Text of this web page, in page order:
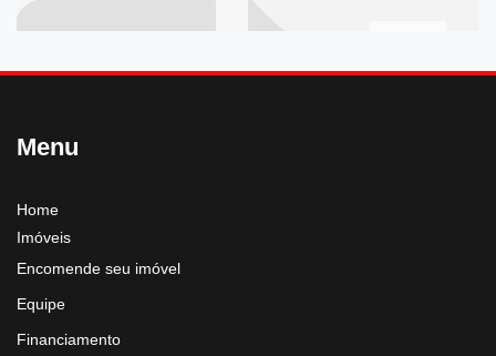
Menu
Home
Imóveis
Encomende seu imóvel
Equipe
Financiamento